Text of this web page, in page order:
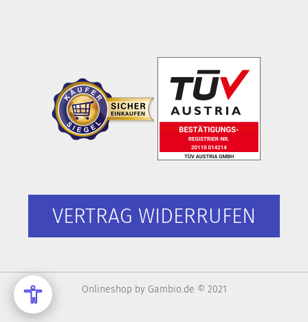
VERTRAG WIDERRUFEN
Onlineshop by Gambio.de © 2021